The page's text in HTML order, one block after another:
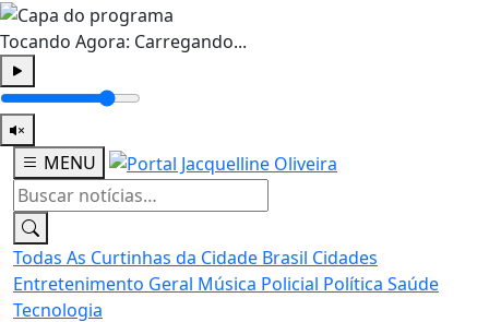
Tocando Agora: Carregando...
MENU
Todas As Curtinhas da Cidade Brasil Cidades
Entretenimento Geral Música Policial Política Saúde
Tecnologia